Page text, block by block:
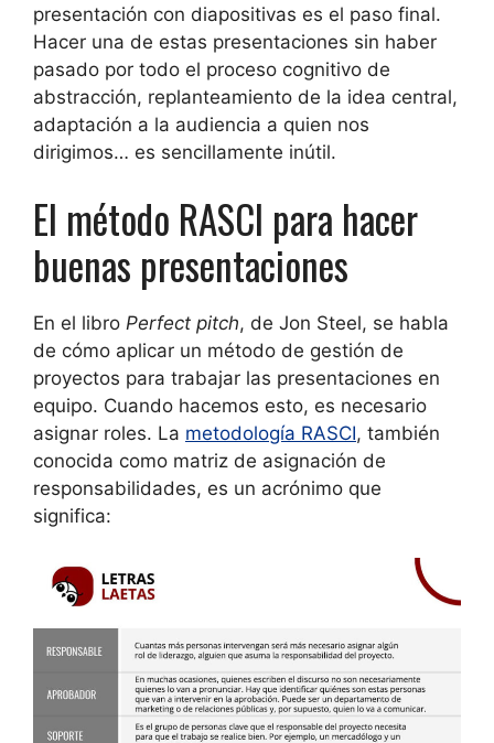
presentación con diapositivas es el paso final.
Hacer una de estas presentaciones sin haber
pasado por todo el proceso cognitivo de
abstracción, replanteamiento de la idea central,
adaptación a la audiencia a quien nos
dirigimos… es sencillamente inútil.
El método RASCI para hacer
buenas presentaciones
En el libro Perfect pitch, de Jon Steel, se habla
de cómo aplicar un método de gestión de
proyectos para trabajar las presentaciones en
equipo. Cuando hacemos esto, es necesario
asignar roles. La metodología RASCI, también
conocida como matriz de asignación de
responsabilidades, es un acrónimo que
significa: